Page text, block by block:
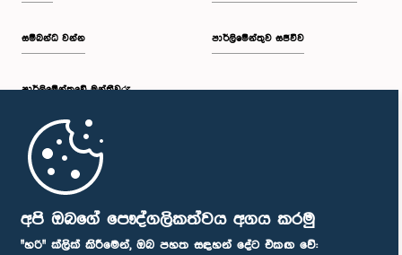
අපි ඔබගේ පෞද්ගලිකත්වය අගය කරමු
"හරි" ක්ලික් කිරීමෙන්, ඔබ පහත සඳහන් දේට එකඟ වේ:
සම්බන්ධ වන්න
පාර්ලි‌මේන්තුවේ මන්ත්‍රීවරු
මුල් පිටුව
පාර්ලිමේන්තුව සජීවීව
පාර්ලිමේන්තු ජංගම යෙදුම